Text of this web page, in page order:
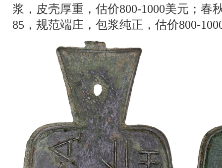
浆，皮壳厚重，估价800-1000美元；春
85，规范端庄，包浆纯正，估价800-